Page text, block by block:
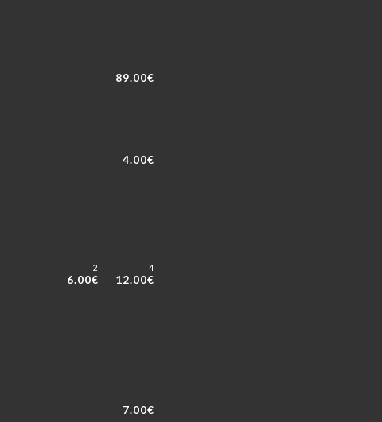
89.00€
4.00€
2
6.00€
4
12.00€
7.00€